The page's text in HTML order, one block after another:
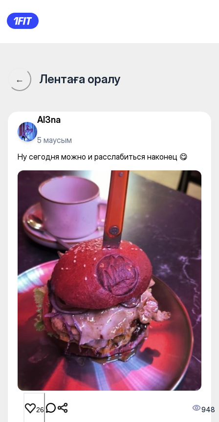
Ну сегодня можно и
← Лентаға оралу
Al3na
5 маусым
Ну сегодня можно и расслабиться наконец 😋
26 948